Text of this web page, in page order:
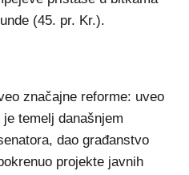
(45. pr. Kr.).
značajne reforme: uveo
temelj današnjem
dao građanstvo
projekte javnih